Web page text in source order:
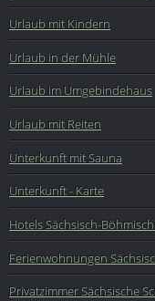
Urlaub mit Kindern
Urlaub in der Mühle
Urlaub im Umgebindehaus
Urlaub mit Reiten
Unterkunft mit Sauna
Unterkunft - Karte
Hotels Sächsisch-
Ferienwohnungen
Privatzimmer Sächsische